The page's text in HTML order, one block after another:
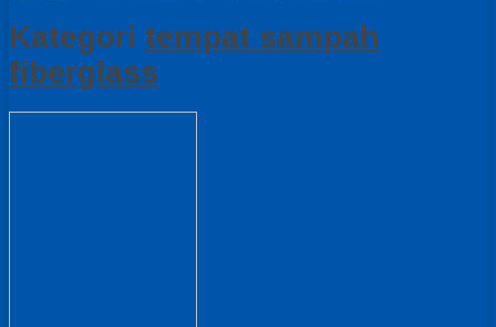
Kategori tempat sampah
fiberglass